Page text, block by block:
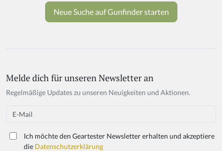
If
y
Melde dich für unseren Newsletter an
Regelmäßige Updates zu unseren Neuigkeiten und Aktionen.
Email
Ich möchte den Geartester Newsletter erhalten und akzeptiere
die Datenschutzerklärung